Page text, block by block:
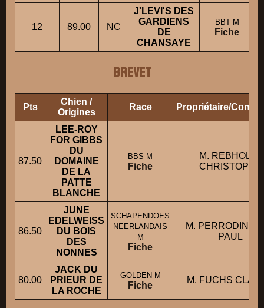
12 89.00 NC
J'LEVI'S DES
GARDIENS
DE
CHANSAYE
BBT M
Fiche
BREVET
Pts
Chien /
Origines
Race Propriétaire/
87.50
LEE-ROY
FOR GIBBS
DU
DOMAINE
DE LA
PATTE
BLANCHE
BBS M
Fiche
M. REBHOLTZ
CHRISTOPHE
86.50
JUNE
EDELWEISS
DU BOIS
DES
NONNES
SCHAPENDOES
NEERLANDAIS
M
Fiche
M. PERRODIN
PAUL
80.00
JACK DU
PRIEUR DE
LA ROCHE
GOLDEN M
Fiche
M. FUCHS